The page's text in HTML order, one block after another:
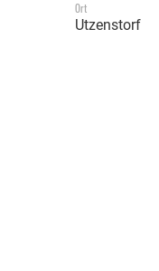
Ort
Utzenstorf